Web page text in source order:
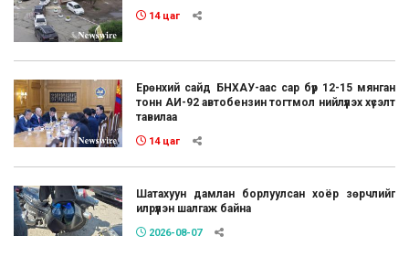
14 цаг
Ерөнхий сайд БНХАУ-аас сар бүр 12-15 мянган
тонн АИ-92 автобензин тогтмол нийлүүлэх хүсэлт
тавилаа
14 цаг
Шатахуун дамлан борлуулсан хоёр зөрчлийг
илрүүлэн шалгаж байна
2026-08-07